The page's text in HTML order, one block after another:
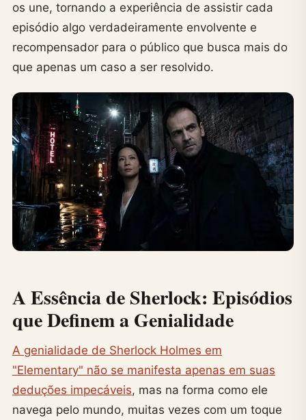
os une, tornando a experiência de assistir cada
episódio algo verdadeiramente envolvente e
recompensador para o público que busca mais do
que apenas um caso a ser resolvido.
A Essência de Sherlock: Episódios
que Definem a Genialidade
A genialidade de Sherlock Holmes em
"Elementary" não se manifesta apenas em suas
deduções impecáveis, mas na forma como ele
navega pelo mundo, muitas vezes com um toque